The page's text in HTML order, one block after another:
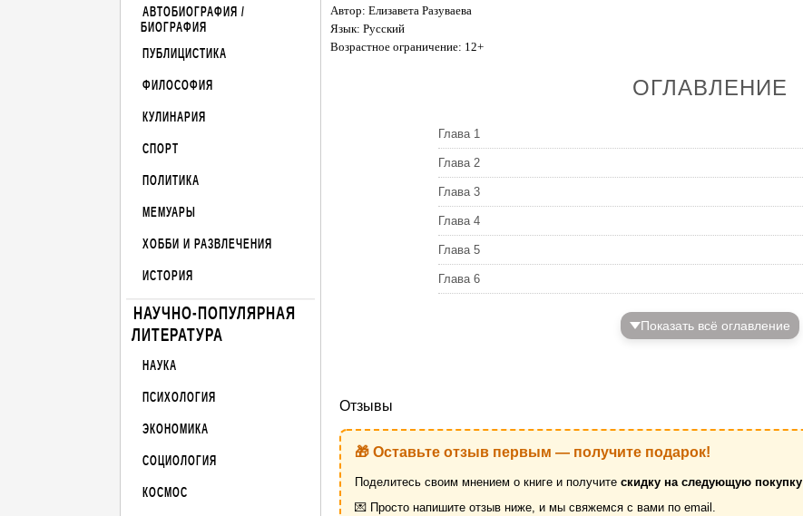
АВТОБИОГРАФИЯ /
БИОГРАФИЯ
ПУБЛИЦИСТИКА
ФИЛОСОФИЯ
КУЛИНАРИЯ
СПОРТ
ПОЛИТИКА
МЕМУАРЫ
ХОББИ И РАЗВЛЕЧЕНИЯ
ИСТОРИЯ
НАУЧНО-ПОПУЛЯРНАЯ
ЛИТЕРАТУРА
НАУКА
ПСИХОЛОГИЯ
ЭКОНОМИКА
СОЦИОЛОГИЯ
КОСМОС
Автор: Елизавета Разуваева
Язык: Русский
Возрастное ограничение: 12+
ОГЛАВЛЕНИЕ
Глава 1
Глава 2
Глава 3
Глава 4
Глава 5
Глава 6
Показать всё оглавление
Отзывы
🎁 Оставьте отзыв первым — получите подарок!
Поделитесь своим мнением о книге и получите скидку на следующую покупку
💌 Просто напишите отзыв ниже, и мы свяжемся с вами по email.